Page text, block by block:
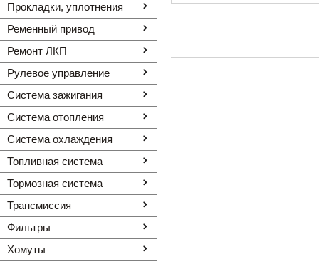
Прокладки, уплотнения
Ременный привод
Ремонт ЛКП
Рулевое управление
Система зажигания
Система отопления
Система охлаждения
Топливная система
Тормозная система
Трансмиссия
Фильтры
Хомуты